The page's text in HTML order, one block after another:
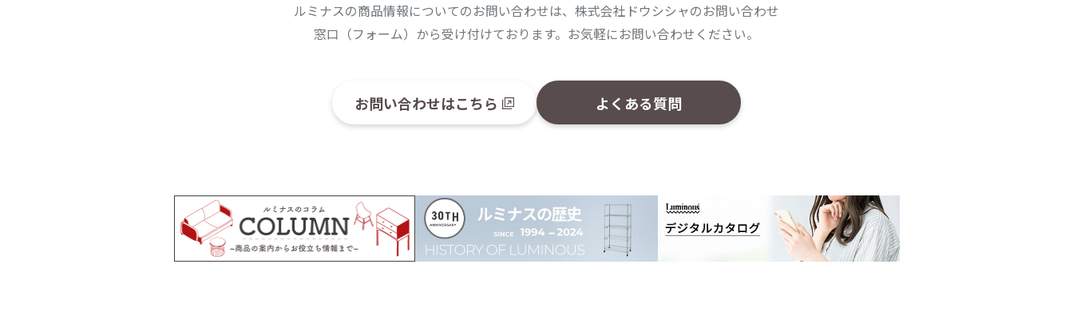
ルミナスの商品情報についてのお問い合わせは、株式会社ドウシシャのお問い合わせ
窓口（フォーム）から受け付けております。お気軽にお問い合わせください。
お問い合わせはこちら よくある質問